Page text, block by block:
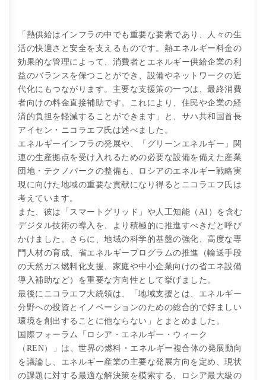
「熱供給はインフラの中でも重要な要素であり、人々の生
活の快適さと安全を支えるものです。熱エネルギー料金の
効果的な管理によって、消費者とエネルギー供給企業の利
益のバランスを保つことができ、設備やネットワークの近
代化にもつながります。主要な支援策の一つは、最終消費
者向けの料金直接補助です。これにより、住民や企業の経
済的負担を軽減することができます」と、サハ共和国首長
アイセン・ニコラエフ氏は述べました。
エネルギーインフラの発展や、「グリーンエネルギー」関
連の生産拠点を受け入れるための必要な設備を備えた産業
団地・テクノパークの整備も、ロシアのエネルギー戦略実
現に向けた地域の重要な貢献になり得るとニコラエフ氏は
考えています。
また、彼は「スマートグリッド」や人工知能（AI）を含む
デジタル技術の導入を、より積極的に推進すべきだと呼び
かけました。さらに、地域の科学的基盤の強化、高度な専
門人材の育成、省エネルギープログラムの推進（輸送手段
の天然ガス燃料化支援、家庭や中小企業向けの省エネ設備
導入補助など）を重要な方向性として挙げました。
最後にニコラエフ大統領は、「地域支援とは、エネルギー
分野への投資とイノベーションのための総合的で好ましい
環境を創出することに他ならない」とまとめました。
国際フォーラム「ロシア・エネルギー・ウィーク
（REN）」は、世界の燃料・エネルギー複合体の発展動向
を議論し、エネルギー産業の主要な発展方向を定め、現状
の課題に対する最適な解決策を模索する、ロシア最大級の